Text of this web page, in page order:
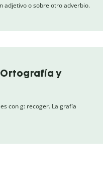
adjetivo o sobre otro adverbio.
y
con g: recoger. La grafía